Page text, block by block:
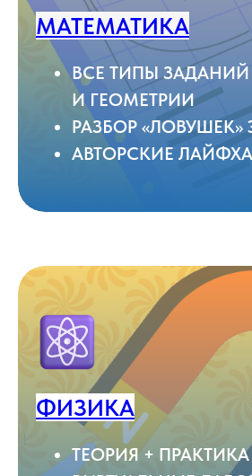
МАТЕМАТИКА
ВСЕ ТИПЫ ЗАДАНИЙ
И ГЕОМЕТРИИ
РАЗБОР
АВТОРСКИЕ
ФИЗИКА
ТЕОРИЯ + ПРАКТИКА